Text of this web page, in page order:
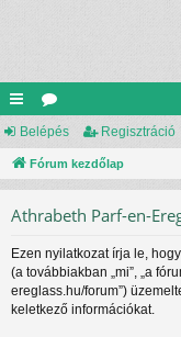
yo
rs
k
ór
u
Belépés Regisztráció
Fórum kezdőlap
Athrabeth Parf-en-
Ezen nyilatkozat írja le,
(a továbbiakban „mi”, „a
ereglass.hu/forum”)
keletkező információkat.